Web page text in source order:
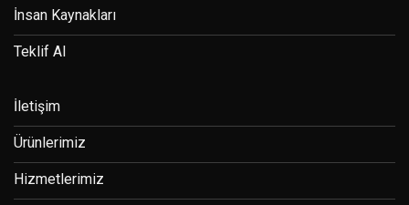
İnsan Kaynakları
Teklif Al
İletişim
Ürünlerimiz
Hizmetlerimiz